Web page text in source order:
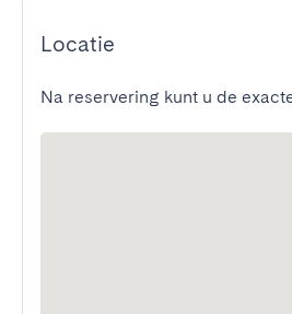
Locatie
Na reservering kunt u de